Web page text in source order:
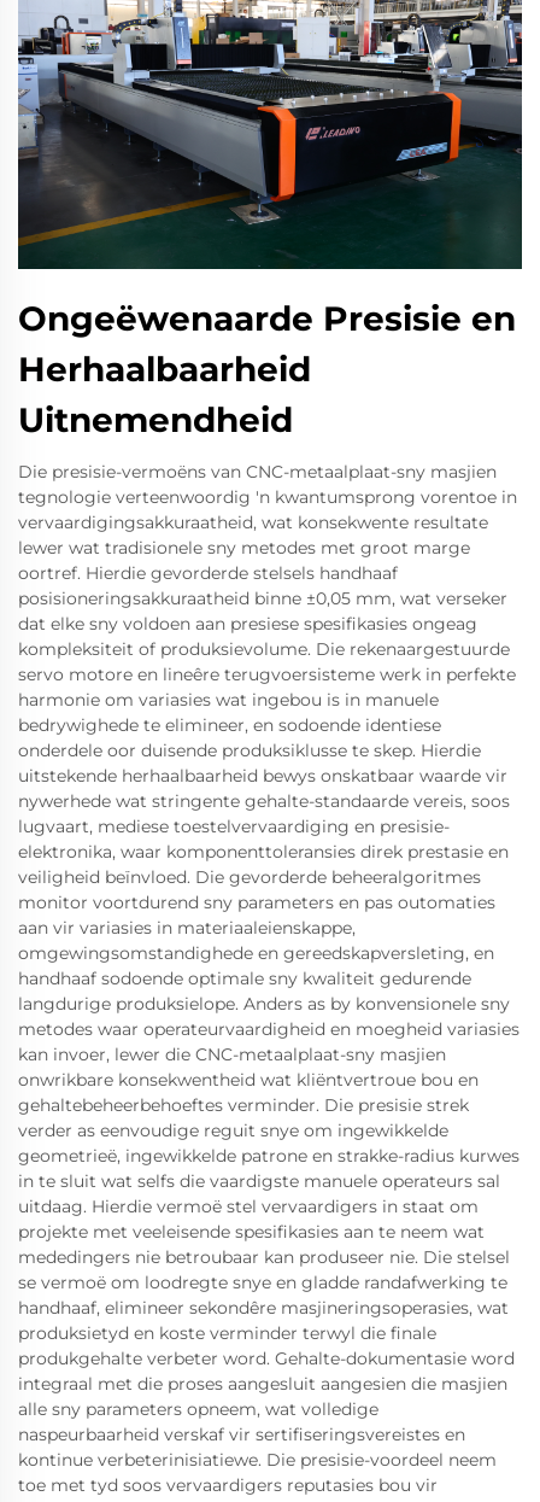
Ongeëwenaarde Presisie en
Herhaalbaarheid
Uitnemendheid
Die presisie-vermoëns van CNC-metaalplaat-sny masjien
tegnologie verteenwoordig 'n kwantumsprong vorentoe in
vervaardigingsakkuraatheid, wat konsekwente resultate
lewer wat tradisionele sny metodes met groot marge
oortref. Hierdie gevorderde stelsels handhaaf
posisioneringsakkuraatheid binne ±0,05 mm, wat verseker
dat elke sny voldoen aan presiese spesifikasies ongeag
kompleksiteit of produksievolume. Die rekenaargestuurde
servo motore en lineêre terugvoersisteme werk in perfekte
harmonie om variasies wat ingebou is in manuele
bedrywighede te elimineer, en sodoende identiese
onderdele oor duisende produksiklusse te skep. Hierdie
uitstekende herhaalbaarheid bewys onskatbaar waarde vir
nywerhede wat stringente gehalte-standaarde vereis, soos
lugvaart, mediese toestelvervaardiging en presisie-
elektronika, waar komponenttoleransies direk prestasie en
veiligheid beïnvloed. Die gevorderde beheeralgoritmes
monitor voortdurend sny parameters en pas outomaties
aan vir variasies in materiaaleienskappe,
omgewingsomstandighede en gereedskapversleting, en
handhaaf sodoende optimale sny kwaliteit gedurende
langdurige produksielope. Anders as by konvensionele sny
metodes waar operateurvaardigheid en moegheid variasies
kan invoer, lewer die CNC-metaalplaat-sny masjien
onwrikbare konsekwentheid wat kliëntvertroue bou en
gehaltebeheerbehoeftes verminder. Die presisie strek
verder as eenvoudige reguit snye om ingewikkelde
geometrieë, ingewikkelde patrone en strakke-radius kurwes
in te sluit wat selfs die vaardigste manuele operateurs sal
uitdaag. Hierdie vermoë stel vervaardigers in staat om
projekte met veeleisende spesifikasies aan te neem wat
mededingers nie betroubaar kan produseer nie. Die stelsel
se vermoë om loodregte snye en gladde randafwerking te
handhaaf, elimineer sekondêre masjineringsoperasies, wat
produksietyd en koste verminder terwyl die finale
produkgehalte verbeter word. Gehalte-dokumentasie word
integraal met die proses aangesluit aangesien die masjien
alle sny parameters opneem, wat volledige
naspeurbaarheid verskaf vir sertifiseringsvereistes en
kontinue verbeterinisiatiewe. Die presisie-voordeel neem
toe met tyd soos vervaardigers reputasies bou vir